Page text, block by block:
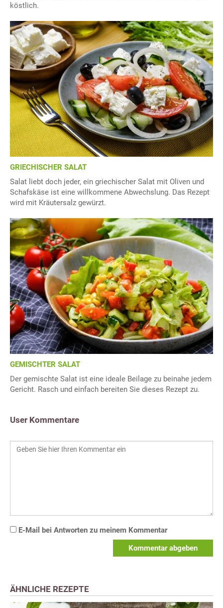
köstlich.
GRIECHISCHER SALAT
Salat liebt doch jeder, ein griechischer Salat mit Oliven und
Schafskäse ist eine willkommene Abwechslung. Das Rezept
wird mit Kräutersalz gewürzt.
GEMISCHTER SALAT
Der gemischte Salat ist eine ideale Beilage zu beinahe jedem
Gericht. Rasch und einfach bereiten Sie dieses Rezept zu.
User Kommentare
E-Mail bei Antworten zu meinem Kommentar
Kommentar abgeben
ÄHNLICHE REZEPTE